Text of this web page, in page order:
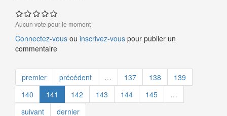
Aucun vote pour le moment
Connectez-vous ou inscrivez-vous pour publier un
commentaire
premier précédent … 137 138
139
140
141 142 143 144 145
…
suivant
dernier